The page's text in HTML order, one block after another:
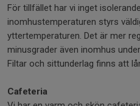
För tillfället har vi inget
inomhustemperaturen styrs
yttertemperaturen. Det är mer
minusgrader även inomhus
Filtar och sittunderlag finns att
Cafeteria